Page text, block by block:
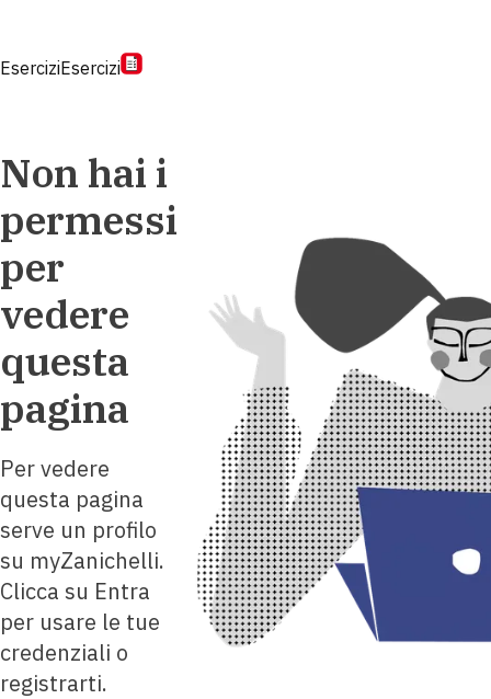
EserciziEsercizi
Non hai i
permessi
per
vedere
questa
pagina
Per vedere
questa pagina
serve un profilo
su myZanichelli.
Clicca su Entra
per usare le tue
credenziali o
registrarti.